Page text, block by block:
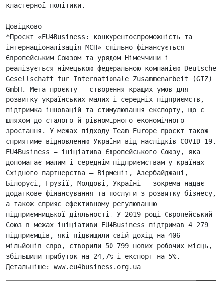
кластерної політики.
Довідково
*Проєкт «EU4Business: конкурентоспроможність та
інтернаціоналізація МСП» спільно фінансується
Європейським Союзом та урядом Німеччини і
реалізується німецькою федеральною компанією Deutsche
Gesellschaft für Internationale Zusammenarbeit (GIZ)
GmbH. Мета проєкту – створення кращих умов для
розвитку українських малих і середніх підприємств,
підтримка інновацій та стимулювання експорту, що є
шляхом до сталого й рівномірного економічного
зростання. У межах підходу Team Europe проєкт також
сприятиме відновленню України від наслідків COVID-19.
EU4Business – ініціатива Європейського Союзу, яка
допомагає малим і середнім підприємствам у країнах
Східного партнерства – Вірменії, Азербайджані,
Білорусі, Грузії, Молдові, Україні – зокрема надає
додаткове фінансування та послуги з розвитку бізнесу,
а також сприяє ефективному регулюванню
підприємницької діяльності. У 2019 році Європейський
Союз в межах ініціативи EU4Business підтримав 4 279
підприємців, які підвищили свій дохід на 406
мільйонів євро, створили 50 799 нових робочих місць,
збільшили прибуток на 24,7% і експорт на 5%.